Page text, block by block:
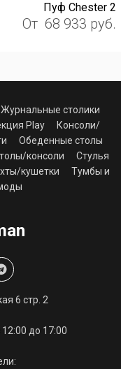
Пуф Chester 2
От 68 933 руб.
Журнальные столики
Play
Консоли/
Обеденные столы
консоли
Стулья
кушетки
Тумбы и
6 стр. 2
до 17:00